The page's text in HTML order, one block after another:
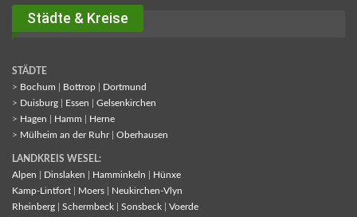
Städte & Kreise
STÄDTE
> Bochum Bottrop
Dortmund
> Duisburg Essen
Gelsenkirchen
> Hagen Hamm
Herne
> Mülheim an der Ruhr| Oberhausen
LANDKREIS WESEL:
Alpen
Dinslaken Hamminkeln
Hünxe
Kamp-Lintfort
Moers
Neukirchen-Vlyn
Rheinberg
Schermbeck Sonsbeck
Voerde